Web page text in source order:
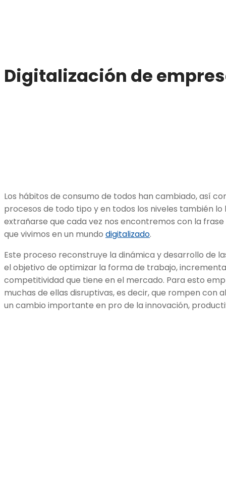
Digitalización de
Los hábitos de consumo de todos han cambiado, así
procesos de todo tipo y en todos los niveles también lo
extrañarse que cada vez nos encontremos con la frase
que vivimos en un mundo digitalizado.
Este proceso reconstruye la dinámica y desarrollo de
el objetivo de optimizar la forma de trabajo,
competitividad que tiene en el mercado. Para esto
muchas de ellas disruptivas, es decir, que rompen con
un cambio importante en pro de la innovación,